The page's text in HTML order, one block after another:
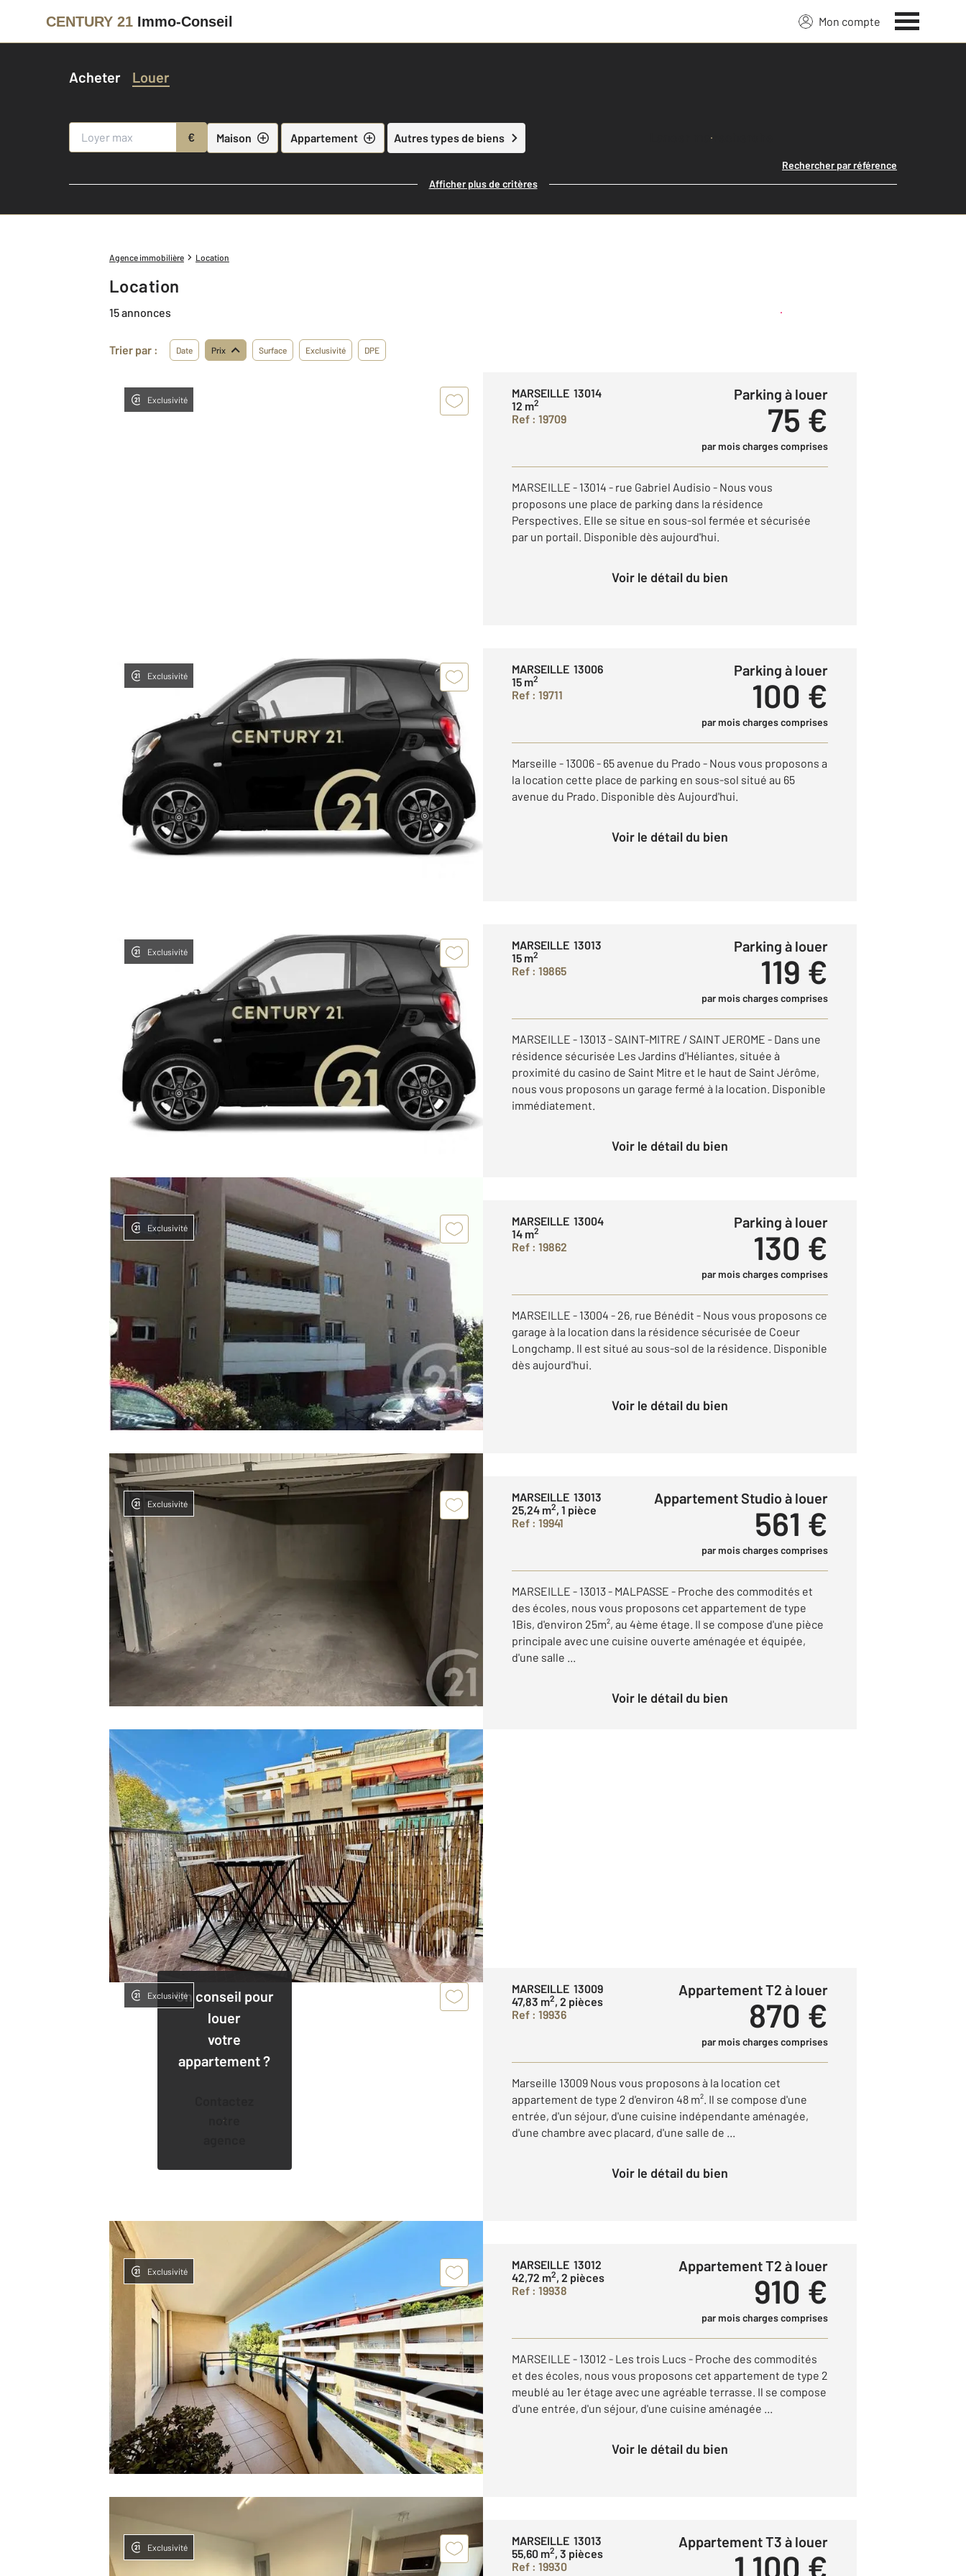
CENTURY 21 Immo-Conseil Mon compte
Acheter Louer
€ Maison Appartement Autres types de biens Lancer ma recherche
Rechercher par référence
Afficher plus de critères
Agence immobilière Location
Location
15 annonces Créer une alerte
Trier par : Date Prix Surface Exclusivité DPE
Exclusivité
MARSEILLE 13014
12 m2
Ref : 19709
Parking à louer
75 €
par mois charges comprises
MARSEILLE - 13014 - rue Gabriel Audisio - Nous vous
proposons une place de parking dans la résidence
Perspectives. Elle se situe en sous-sol fermée et sécurisée
par un portail. Disponible dès aujourd'hui.
Voir le détail du bien
Exclusivité
MARSEILLE 13006
15 m2
Ref : 19711
Parking à louer
100 €
par mois charges comprises
Marseille - 13006 - 65 avenue du Prado - Nous vous proposons a
la location cette place de parking en sous-sol situé au 65
avenue du Prado. Disponible dès Aujourd'hui.
Voir le détail du bien
Exclusivité
MARSEILLE 13013
15 m2
Ref : 19865
Parking à louer
119 €
par mois charges comprises
MARSEILLE - 13013 - SAINT-MITRE / SAINT JEROME - Dans une
résidence sécurisée Les Jardins d'Héliantes, située à
proximité du casino de Saint Mitre et le haut de Saint Jérôme,
nous vous proposons un garage fermé à la location. Disponible
immédiatement.
Voir le détail du bien
Exclusivité
MARSEILLE 13004
14 m2
Ref : 19862
Parking à louer
130 €
par mois charges comprises
MARSEILLE - 13004 - 26, rue Bénédit - Nous vous proposons ce
garage à la location dans la résidence sécurisée de Coeur
Longchamp. Il est situé au sous-sol de la résidence. Disponible
dès aujourd'hui.
Voir le détail du bien
Exclusivité
MARSEILLE 13013
25,24 m2, 1 pièce
Ref : 19941
Appartement Studio à louer
561 €
par mois charges comprises
MARSEILLE - 13013 - MALPASSE - Proche des commodités et
des écoles, nous vous proposons cet appartement de type
1Bis, d'environ 25m², au 4ème étage. Il se compose d'une pièce
principale avec une cuisine ouverte aménagée et équipée,
d'une salle ...
Voir le détail du bien
Un conseil pour
louer
votre
appartement ?
notre
Exclusivité
MARSEILLE 13009
47,83 m2, 2 pièces
Ref : 19936
Appartement T2 à louer
870 €
par mois charges comprises
Marseille 13009 Nous vous proposons à la location cet
appartement de type 2 d'environ 48 m². Il se compose d'une
entrée, d'un séjour, d'une cuisine indépendante aménagée,
d'une chambre avec placard, d'une salle de ...
Voir le détail du bien
Exclusivité
MARSEILLE 13012
42,72 m2, 2 pièces
Ref : 19938
Appartement T2 à louer
910 €
par mois charges comprises
MARSEILLE - 13012 - Les trois Lucs - Proche des commodités
et des écoles, nous vous proposons cet appartement de type 2
meublé au 1er étage avec une agréable terrasse. Il se compose
d'une entrée, d'un séjour, d'une cuisine aménagée ...
Voir le détail du bien
Exclusivité
MARSEILLE 13013
55,60 m2, 3 pièces
Ref : 19930
Appartement T3 à louer
1 100 €